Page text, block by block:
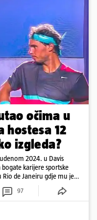
očima u
hostesa 12
izgleda?
2024. u Davis
karijere sportske
de Janeiru gdje mu je
97